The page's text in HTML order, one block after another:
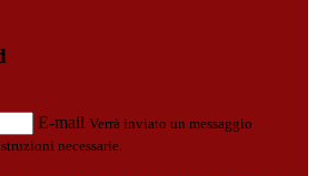
E-mail Verrà inviato un messaggio
necessarie.